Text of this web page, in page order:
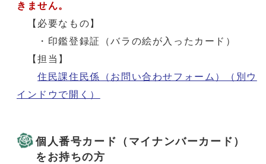
きません。
【必要なもの】
・印鑑登録証（バラの絵が入ったカード）
【担当】
住民課住民係（お問い合わせフォーム）
（別ウ
インドウで開く）
個人番号カード（マイナンバーカード）
をお持ちの方